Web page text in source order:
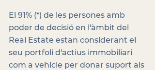
El 91% (*) de les persones amb
poder de decisió en l'àmbit del
Real Estate estan considerant el
seu portfoli d'actius immobiliari
com a vehicle per donar suport als